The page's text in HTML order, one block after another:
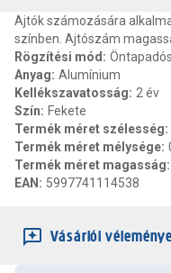
Ajtók számozására
színben. Ajtószám
Rögzítési mód :
Anyag: Alumínium
Kellékszavatosság: 2 év
Szín: Fekete
Termék méret szélesség:
Termék méret mélysége:
Termék méret magasság:
EAN : 5997741114538
Vásárlói